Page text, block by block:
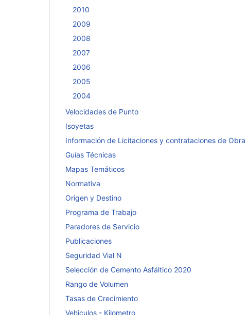
2010
2009
2008
2007
2006
2005
2004
Velocidades de Punto
Isoyetas
Información de Licitaciones y contrataciones de
Guías Técnicas
Mapas Temáticos
Normativa
Origen y Destino
Programa de Trabajo
Paradores de Servicio
Publicaciones
Seguridad Vial N
Selección de Cemento Asfáltico 2020
Rango de Volumen
Tasas de Crecimiento
Vehiculos - Kilometro